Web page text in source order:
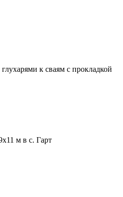
к сваям с прокладкой
м в с. Гарт